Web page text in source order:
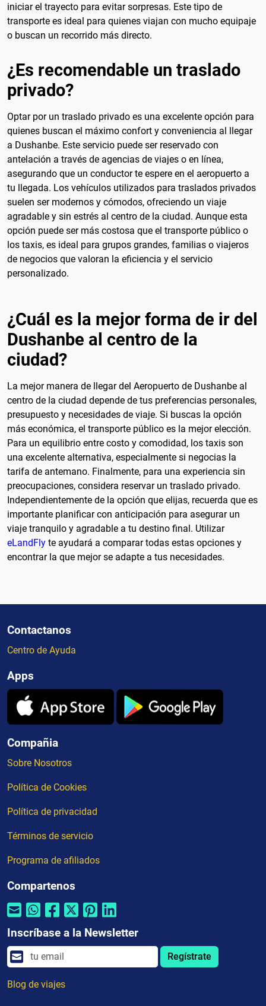
iniciar el trayecto para evitar sorpresas. Este tipo de
transporte es ideal para quienes viajan con mucho equipaje
o buscan un recorrido más directo.
¿Es recomendable un traslado
privado?
Optar por un traslado privado es una excelente opción para
quienes buscan el máximo confort y conveniencia al llegar
a Dushanbe. Este servicio puede ser reservado con
antelación a través de agencias de viajes o en línea,
asegurando que un conductor te espere en el aeropuerto a
tu llegada. Los vehículos utilizados para traslados privados
suelen ser modernos y cómodos, ofreciendo un viaje
agradable y sin estrés al centro de la ciudad. Aunque esta
opción puede ser más costosa que el transporte público o
los taxis, es ideal para grupos grandes, familias o viajeros
de negocios que valoran la eficiencia y el servicio
personalizado.
¿Cuál es la mejor forma de ir del
Dushanbe al centro de la
ciudad?
La mejor manera de llegar del Aeropuerto de Dushanbe al
centro de la ciudad depende de tus preferencias personales,
presupuesto y necesidades de viaje. Si buscas la opción
más económica, el transporte público es la mejor elección.
Para un equilibrio entre costo y comodidad, los taxis son
una excelente alternativa, especialmente si negocias la
tarifa de antemano. Finalmente, para una experiencia sin
preocupaciones, considera reservar un traslado privado.
Independientemente de la opción que elijas, recuerda que es
importante planificar con anticipación para asegurar un
viaje tranquilo y agradable a tu destino final. Utilizar
eLandFly te ayudará a comparar todas estas opciones y
encontrar la que mejor se adapte a tus necesidades.
Contactanos
Centro de Ayuda
Apps
Compañia
Sobre Nosotros
Política de Cookies
Política de privacidad
Términos de servicio
Programa de afiliados
Compartenos
Inscríbase a la Newsletter
Regístrate
Blog de viajes